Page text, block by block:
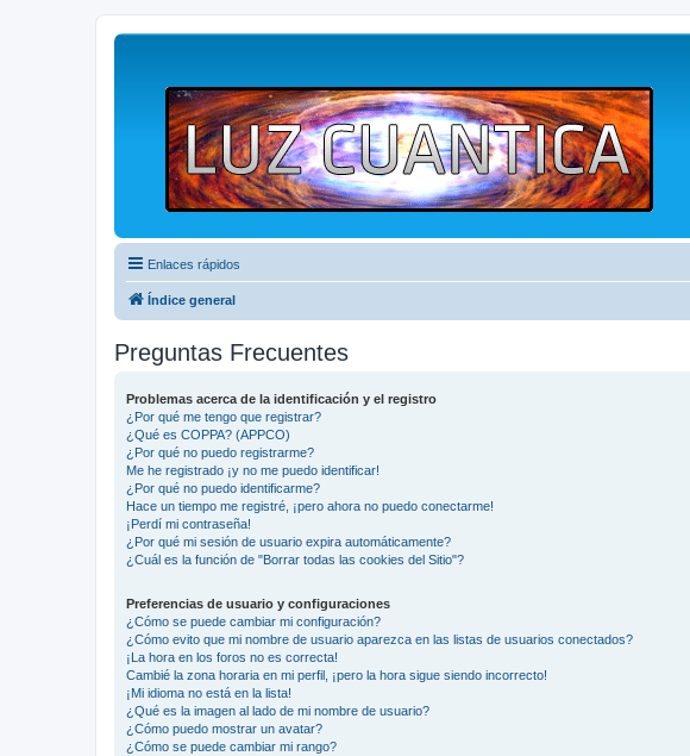
Enlaces rápidos
Índice general
Preguntas Frecuentes
Problemas acerca de la identificación y el registro
¿Por qué me tengo que registrar?
¿Qué es COPPA? (APPCO)
¿Por qué no puedo registrarme?
Me he registrado ¡y no me puedo identificar!
¿Por qué no puedo identificarme?
Hace un tiempo me registré, ¡pero ahora no puedo conectarme!
¡Perdí mi contraseña!
¿Por qué mi sesión de usuario expira automáticamente?
¿Cuál es la función de "Borrar todas las cookies del Sitio"?
Preferencias de usuario y configuraciones
¿Cómo se puede cambiar mi configuración?
¿Cómo evito que mi nombre de usuario aparezca en las listas de usuarios conectados?
¡La hora en los foros no es correcta!
Cambié la zona horaria en mi perfil, ¡pero la hora sigue siendo incorrecto!
¡Mi idioma no está en la lista!
¿Qué es la imagen al lado de mi nombre de usuario?
¿Cómo puedo mostrar un avatar?
¿Cómo se puede cambiar mi rango?